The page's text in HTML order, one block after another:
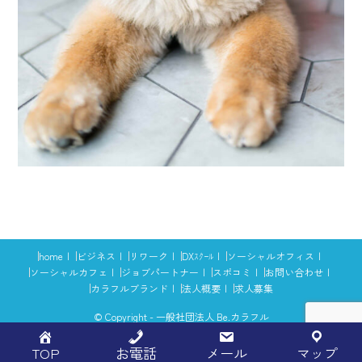
home ビジネス リワーク DXｽｸｰﾙ
ソーシャルオフィス
ソーシャルカフェ
ジョブパートナー スポコミ
お問い合わせ
カラフルブランド
法人概要 求人募集
© Copyright - 一般社団法人 Be.カラフル
TOP お電話 メール マップ